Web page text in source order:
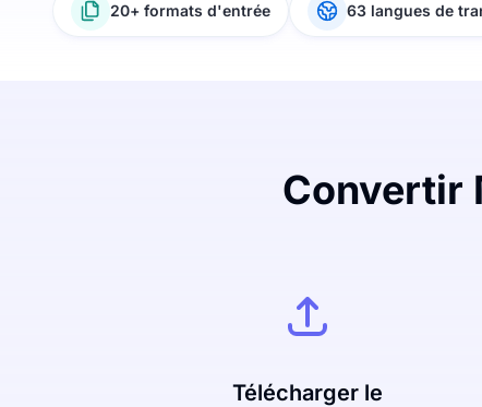
20+ formats d'entrée 63 langues de
Convertir
Télécharger le